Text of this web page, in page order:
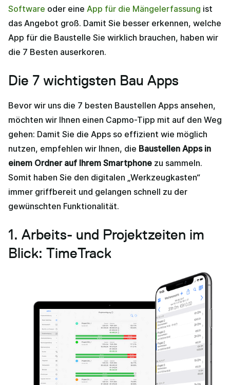
Software oder eine App für die Mängelerfassung ist
das Angebot groß. Damit Sie besser erkennen, welche
App für die Baustelle Sie wirklich brauchen, haben wir
die 7 Besten auserkoren.
Die 7 wichtigsten Bau Apps
Bevor wir uns die 7 besten Baustellen Apps ansehen,
möchten wir Ihnen einen Capmo-Tipp mit auf den Weg
gehen: Damit Sie die Apps so effizient wie möglich
nutzen, empfehlen wir Ihnen, die Baustellen Apps in
einem Ordner auf Ihrem Smartphone zu sammeln.
Somit haben Sie den digitalen „Werkzeugkasten“
immer griffbereit und gelangen schnell zu der
gewünschten Funktionalität.
1. Arbeits- und Projektzeiten im
Blick: TimeTrack